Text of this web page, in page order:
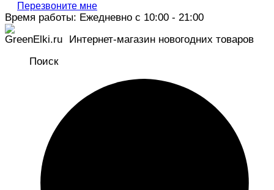
Перезвоните мне
Время работы: Ежедневно с 10:00 - 21:00
Интернет-магазин новогодних товаров
Поиск